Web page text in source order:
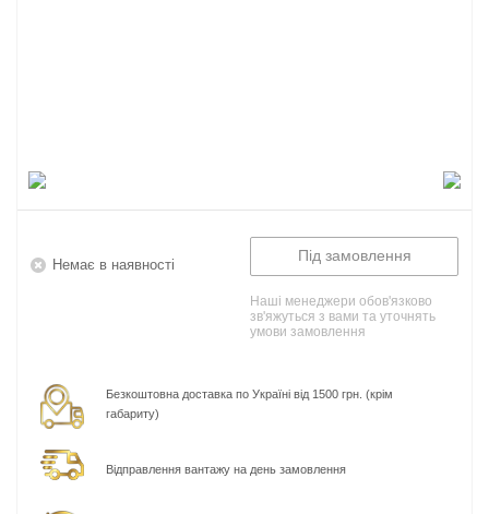
Немає в наявності
Під замовлення
Наші менеджери обов'язково
зв'яжуться з вами та уточнять
умови замовлення
Безкоштовна доставка по Україні від 1500 грн. (крім
габариту)
Відправлення вантажу на день замовлення